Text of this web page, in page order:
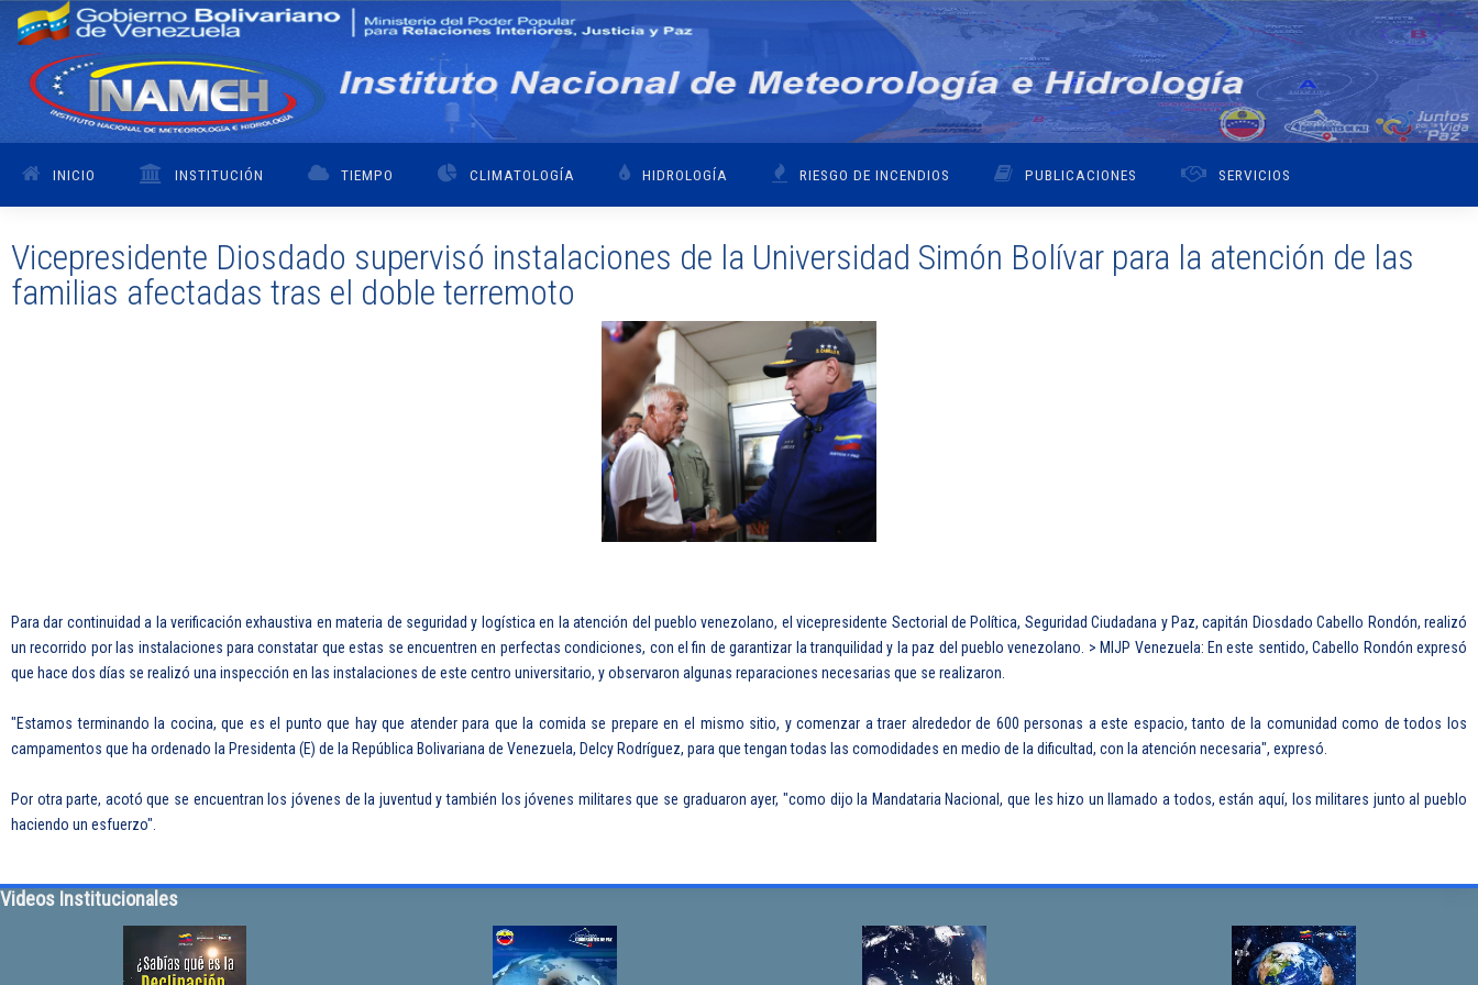
INICIO INSTITUCIÓN TIEMPO CLIMATOLOGÍA HIDROLOGÍA RIESGO DE INCENDIOS PUBLICACIONES SERVICIOS
Vicepresidente Diosdado supervisó instalaciones de la Universidad Simón Bolívar para la atención de las
familias afectadas tras el doble terremoto
Para dar continuidad a la verificación exhaustiva en materia de seguridad y logística en la atención del pueblo venezolano, el vicepresidente Sectorial de Política, Seguridad Ciudadana y Paz, capitán Diosdado Cabello Rondón, realizó
un recorrido por las instalaciones para constatar que estas se encuentren en perfectas condiciones, con el fin de garantizar la tranquilidad y la paz del pueblo venezolano. > MIJP Venezuela: En este sentido, Cabello Rondón expresó
que hace dos días se realizó una inspección en las instalaciones de este centro universitario, y observaron algunas reparaciones necesarias que se realizaron.
"Estamos terminando la cocina, que es el punto que hay que atender para que la comida se prepare en el mismo sitio, y comenzar a traer alrededor de 600 personas a este espacio, tanto de la comunidad como de todos los
campamentos que ha ordenado la Presidenta (E) de la República Bolivariana de Venezuela, Delcy Rodríguez, para que tengan todas las comodidades en medio de la dificultad, con la atención necesaria", expresó.
Por otra parte, acotó que se encuentran los jóvenes de la juventud y también los jóvenes militares que se graduaron ayer, "como dijo la Mandataria Nacional, que les hizo un llamado a todos, están aquí, los militares junto al pueblo
haciendo un esfuerzo".
Videos Institucionales